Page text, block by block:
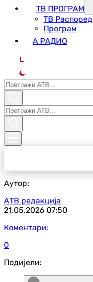
ТВ ПРОГРАМ
ТВ Распоред
Програм
А РАДИО
L
Аутор:
АТВ редакција
21.05.2026 07:50
Коментари:
0
Подијели: